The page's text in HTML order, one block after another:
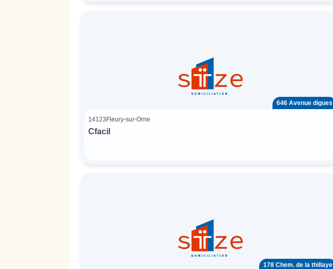
646 Avenue digues
14123 Fleury-sur-Orne
Cfacil
178 Chem. de la thillaye